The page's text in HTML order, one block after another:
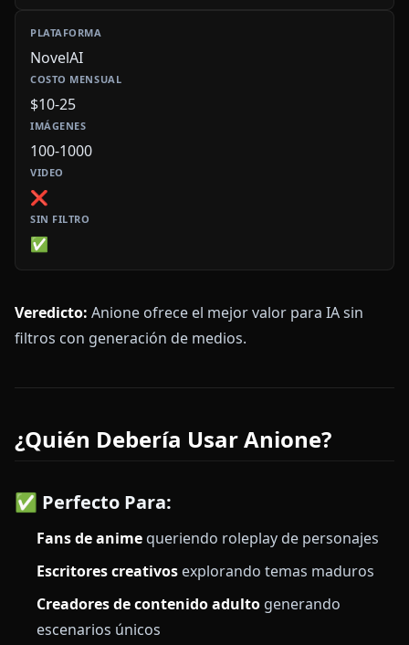
NovelAI
$10-25
100-1000
❌
✅
Veredicto: Anione ofrece el mejor valor para IA sin
filtros con generación de medios.
¿Quién Debería Usar Anione?
✅ Perfecto Para:
Fans de anime queriendo roleplay de personajes
Escritores creativos explorando temas maduros
Creadores de contenido adulto generando
escenarios únicos